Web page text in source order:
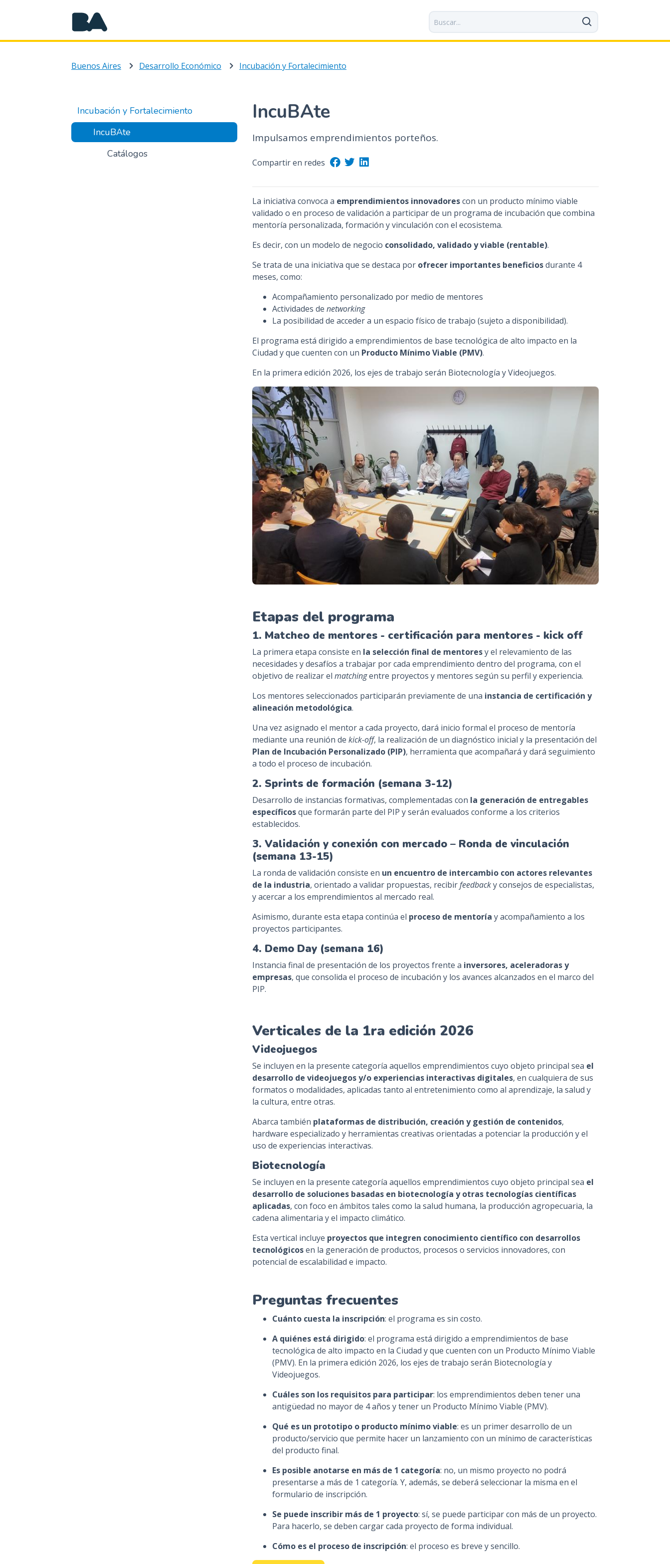
a
a
e
i
o
p
r
i
c
p
l
Buenos Aires Desarrollo Económico Incubación y Fortalecimiento
Incubación y Fortalecimiento
IncuBAte
Catálogos
IncuBAte
Impulsamos emprendimientos porteños.
Compartir en redes
La iniciativa convoca a emprendimientos innovadorescon un producto mínimo viable
validado o en proceso de validación a participar de un programa de incubación que combina
mentoría personalizada, formación y vinculación con el ecosistema.
Es decir, con un modelo de negocio consolidado, validado y viable (rentable).
Se trata de una iniciativa que se destaca por ofrecer importantes beneficiosdurante 4
meses, como:
Acompañamiento personalizado por medio de mentores
Actividades de networking
La posibilidad de acceder a un espacio físico de trabajo (sujeto a disponibilidad).
El programa está dirigido a emprendimientos de base tecnológica de alto impacto en la
Ciudad y que cuenten con un Producto Mínimo Viable (PMV).
En la primera edición 2026, los ejes de trabajo serán Biotecnología y Videojuegos.
Etapas del programa
1. Matcheo de mentores - certificación para mentores - kick off
La primera etapa consiste en la selección final de mentoresy el relevamiento de las
necesidades y desafíos a trabajar por cada emprendimiento dentro del programa, con el
objetivo de realizar el matchingentre proyectos y mentores según su perfil y experiencia.
Los mentores seleccionados participarán previamente de una instancia de certificación y
alineación metodológica.
Una vez asignado el mentor a cada proyecto, dará inicio formal el proceso de mentoría
mediante una reunión de kick-off, la realización de un diagnóstico inicial y la presentación del
Plan de Incubación Personalizado (PIP), herramienta que acompañará y dará seguimiento
a todo el proceso de incubación.
2. Sprints de formación (semana 3-12)
Desarrollo de instancias formativas, complementadas con la generación de entregables
específicosque formarán parte del PIP y serán evaluados conforme a los criterios
establecidos.
3. Validación y conexión con mercado – Ronda de vinculación
(semana 13-15)
La ronda de validación consiste en un encuentro de intercambio con actores relevantes
de la industria, orientado a validar propuestas, recibirfeedbacky consejos de especialistas,
y acercar a los emprendimientos al mercado real.
Asimismo, durante esta etapa continúa el proceso de mentoría y acompañamiento a los
proyectos participantes.
4. Demo Day (semana 16)
Instancia final de presentación de los proyectos frente a inversores, aceleradoras y
empresas, que consolida el proceso de incubación y los avances alcanzados en el marco del
PIP.
Verticales de la 1ra edición 2026
Videojuegos
Se incluyen en la presente categoría aquellos emprendimientos cuyo objeto principal sea el
desarrollo de videojuegos y/o experiencias interactivas digitales, en cualquiera de sus
formatos o modalidades, aplicadas tanto al entretenimiento como al aprendizaje, la salud y
la cultura, entre otras.
Abarca también plataformas de distribución, creación y gestión de contenidos,
hardware especializado y herramientas creativas orientadas a potenciar la producción y el
uso de experiencias interactivas.
Biotecnología
Se incluyen en la presente categoría aquellos emprendimientos cuyo objeto principal sea el
desarrollo de soluciones basadas en biotecnología y otras tecnologías científicas
aplicadas, con foco en ámbitos tales como la salud humana, la producción agropecuaria, la
cadena alimentaria y el impacto climático.
Esta vertical incluye proyectos que integren conocimiento científico con desarrollos
tecnológicosen la generación de productos, procesos o servicios innovadores, con
potencial de escalabilidad e impacto.
Preguntas frecuentes
Cuánto cuesta la inscripción: el programa es sin costo.
A quiénes está dirigido: el programa está dirigido a emprendimientos de base
tecnológica de alto impacto en la Ciudad y que cuenten con un Producto Mínimo Viable
(PMV). En la primera edición 2026, los ejes de trabajo serán Biotecnología y
Videojuegos.
Cuáles son los requisitos para participar: los emprendimientos deben tener una
antigüedad no mayor de 4 años y tener un Producto Mínimo Viable (PMV).
Qué es un prototipo o producto mínimo viable: es un primer desarrollo de un
producto/servicio que permite hacer un lanzamiento con un mínimo de características
del producto final.
Es posible anotarse en más de 1 categoría: no, un mismo proyecto no podrá
presentarse a más de 1 categoría. Y, además, se deberá seleccionar la misma en el
formulario de inscripción.
Se puede inscribir más de 1 proyecto: sí, se puede participar con más de un proyecto.
Para hacerlo, se deben cargar cada proyecto de forma individual.
Cómo es el proceso de inscripción: el proceso es breve y sencillo.